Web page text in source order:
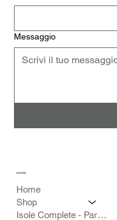
Messaggio
SEZIONI
Home
Shop
Isole Complete - Partner